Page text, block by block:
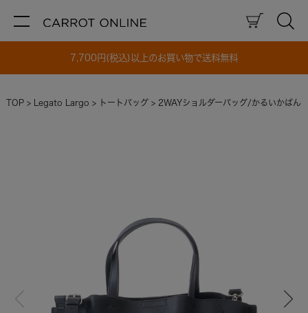
7,700円(税込)以上のお買い物で送料無料
TOP Legato Largo トートバッグ 2WAYショルダーバッグ/かるいかばん